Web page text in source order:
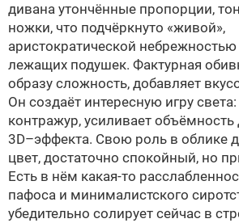
дивана утончённые пропорции,
ножки, что подчёркнуто «живой»,
аристократической
лежащих подушек. Фактурная
образу сложность, добавляет
Он создаёт интересную игру
контражур, усиливает
3D–эффекта. Свою роль в облике
цвет, достаточно спокойный, но
Есть в нём какая-то
пафоса и минималистского
убедительно солирует сейчас в